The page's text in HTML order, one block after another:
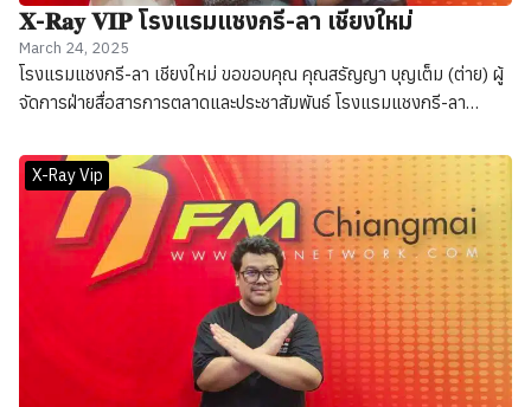
𝐗-𝐑𝐚𝐲 𝐕𝐈𝐏 โรงแรมแชงกรี-ลา เชียงใหม่
March 24, 2025
โรงแรมแชงกรี-ลา เชียงใหม่ ขอขอบคุณ คุณสรัญญา บุญเต็ม (ต่าย) ผู้
จัดการฝ่ายสื่อสารการตลาดและประชาสัมพันธ์ โรงแรมแชงกรี-ลา
X-Ray Vip